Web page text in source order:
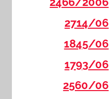
2714/06
1845/06
1793/06
2560/06